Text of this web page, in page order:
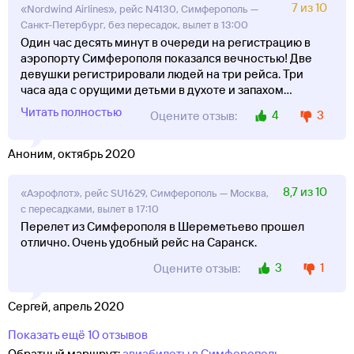
«Nordwind Airlines», рейс N4130, Симферополь —
Санкт-Петербург, без пересадок, вылет в 13:00
7 из 10
Один час десять минут в очереди на регистрацию в
аэропорту Симферополя показался вечностью! Две
девушки регистрировали людей на три рейса. Три
часа ада с орущими детьми в духоте и запахом...
Читать полностью
Оцените отзыв: 4 3
Аноним, октябрь 2020
«Аэрофлот», рейс SU1629, Симферополь — Москва,
с пересадками, вылет в 17:10
8,7 из 10
Перелет из Симферополя в Шереметьево прошел
отлично. Очень удобный рейс на Саранск.
Оцените отзыв:
3 1
Сергей, апрель 2020
Показать ещё 10 отзывов